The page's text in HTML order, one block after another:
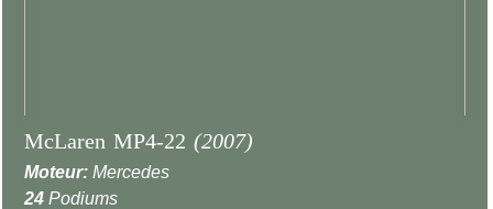
McLaren MP4-22 (2007)
Moteur: Mercedes
24 Podiums